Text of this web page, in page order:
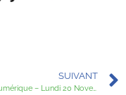
SUIVANT
Atelier numérique – Lundi 20 Novembre 2023